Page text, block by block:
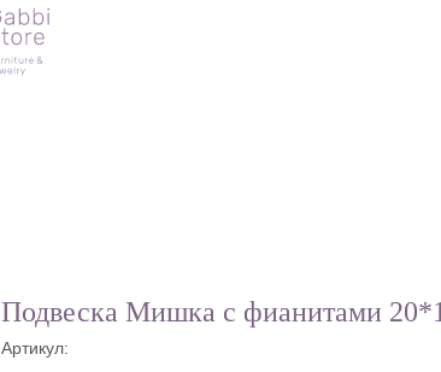
Подвеска Мишка с фианитами
Артикул: